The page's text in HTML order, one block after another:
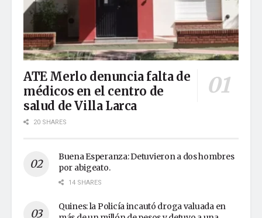
ATE Merlo denuncia falta de
médicos en el centro de
salud de Villa Larca
20 SHARES
Buena Esperanza: Detuvieron a dos hombres
por abigeato.
14 SHARES
Quines: la Policía incautó droga valuada en